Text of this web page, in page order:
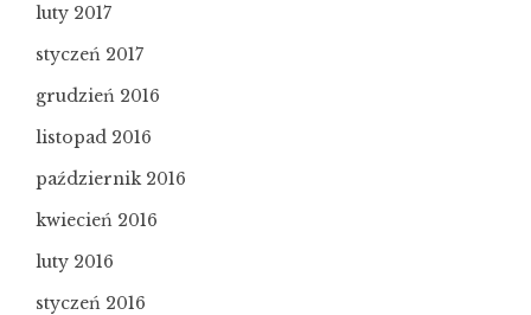
luty 2017
styczeń 2017
grudzień 2016
listopad 2016
październik 2016
kwiecień 2016
luty 2016
styczeń 2016